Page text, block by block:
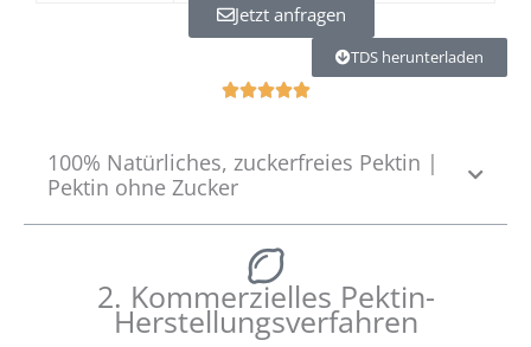
Jetzt anfragen
TDS herunterladen
B
e
i
t
100% Natürliches, zuckerfreies Pektin |
Pektin ohne Zucker
2. Kommerzielles Pektin-
Herstellungsverfahren